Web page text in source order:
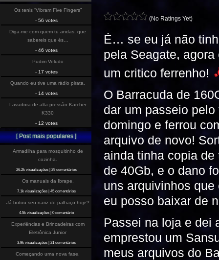
(No Ratings Yet)
É… se eu já não
pela Seagate, agora
um critico ferrenho!
O Barracuda de
dar um passeio
domingo e ferrou
arquivo de novo!
ainda tinha copia de
de 40Gb, e o dano
uns arquivinhos
eu posso baixar de
Passei na loja e dei
emprestou um
meus arquivos do
Os tenis “Vibram Five Fingers”
- 56 votes
Diga-me com quem tu andas, que
sabereis que és…
- 46 votes
Pudim Veludo
- 17 votes
Quando eu tive uma rádio pirata.
- 14 votes
Lavadora de alta pressão Karcher
K330
- 12 votes
[ Post mais populares ]
Armadilha para mosquitinho de
cozinha.
26.2k visualizações| 29 comentários
Os manuais da Ibrape.
7.1k visualizações| 45 comentários
Já botou seu nariz de palhaço hoje?
4.5k visualizações| 0 comentário
Experiências e Brincadeiras com
Eletrônica Junior
3.9k visualizações| 21 comentários
Começando uma nova fase.